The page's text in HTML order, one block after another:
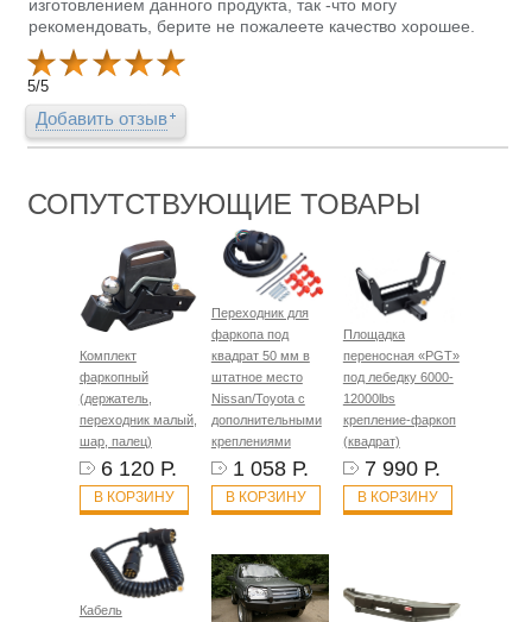
изготовлением данного продукта, так -что могу
рекомендовать, берите не пожалеете качество хорошее.
5/5
Добавить отзыв
СОПУТСТВУЮЩИЕ ТОВАРЫ
Комплект
фаркопный
(держатель,
переходник малый,
шар, палец)
6 120 Р.
В КОРЗИНУ
Переходник для
фаркопа под
квадрат 50 мм в
штатное место
Nissan/Toyota с
дополнительными
креплениями
1 058 Р.
В КОРЗИНУ
Площадка
переносная «PGT»
под лебедку 6000-
12000lbs
крепление-фаркоп
(квадрат)
7 990 Р.
В КОРЗИНУ
Кабель